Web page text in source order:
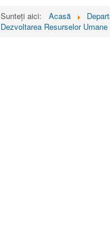
Sunteți aici: Acasă
Dezvoltarea Resurselor Umane